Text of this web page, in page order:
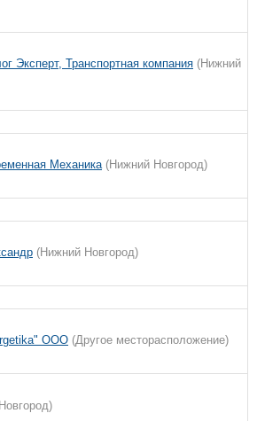
Эксперт, Транспортная компания (Нижний
Механика (Нижний Новгород)
(Нижний Новгород)
OOO (Другое месторасположение)